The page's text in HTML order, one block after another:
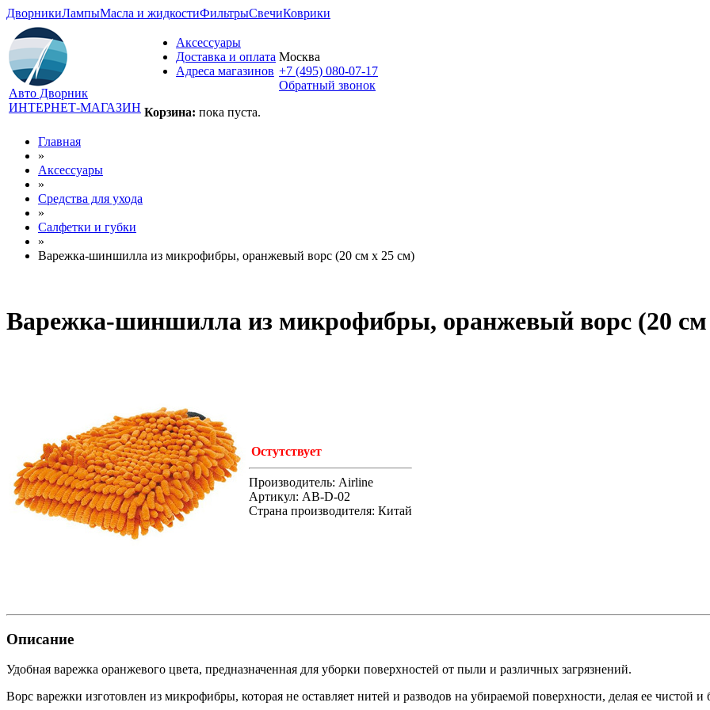
ДворникиЛампыМасла и жидкостиФильтрыСвечиКоврики
Авто Дворник
ИНТЕРНЕТ-МАГАЗИН
Аксессуары
Доставка и оплата
Адреса магазинов
Корзина: пока пуста.
Москва
+7 (495) 080-07-17
Обратный звонок
Главная
»
Аксессуары
»
Средства для ухода
»
Салфетки и губки
»
Варежка-шиншилла из микрофибры, оранжевый ворс (20 см x 25 см)
Варежка-шиншилла из микрофибры, оранжевый ворс (20 см
Остутствует
Производитель: Airline
Артикул: AB-D-02
Страна производителя: Китай
Описание
Удобная варежка оранжевого цвета, предназначенная для уборки поверхностей от пыли и различных загрязнений.
Ворс варежки изготовлен из микрофибры, которая не оставляет нитей и разводов на убираемой поверхности, делая ее чистой и